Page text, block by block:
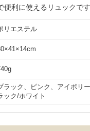
便利に使えるリュックです
リエステル
ラック、ピンク、アイボリ
ック/ホワイト